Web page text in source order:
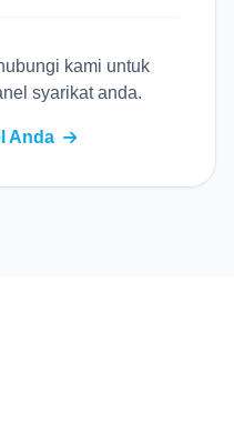
kami untuk
syarikat anda.
Anda